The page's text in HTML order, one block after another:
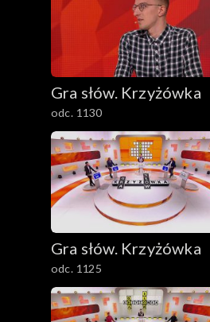
Gra słów. Krzyżówka
odc. 1130
Gra słów. Krzyżówka
odc. 1125